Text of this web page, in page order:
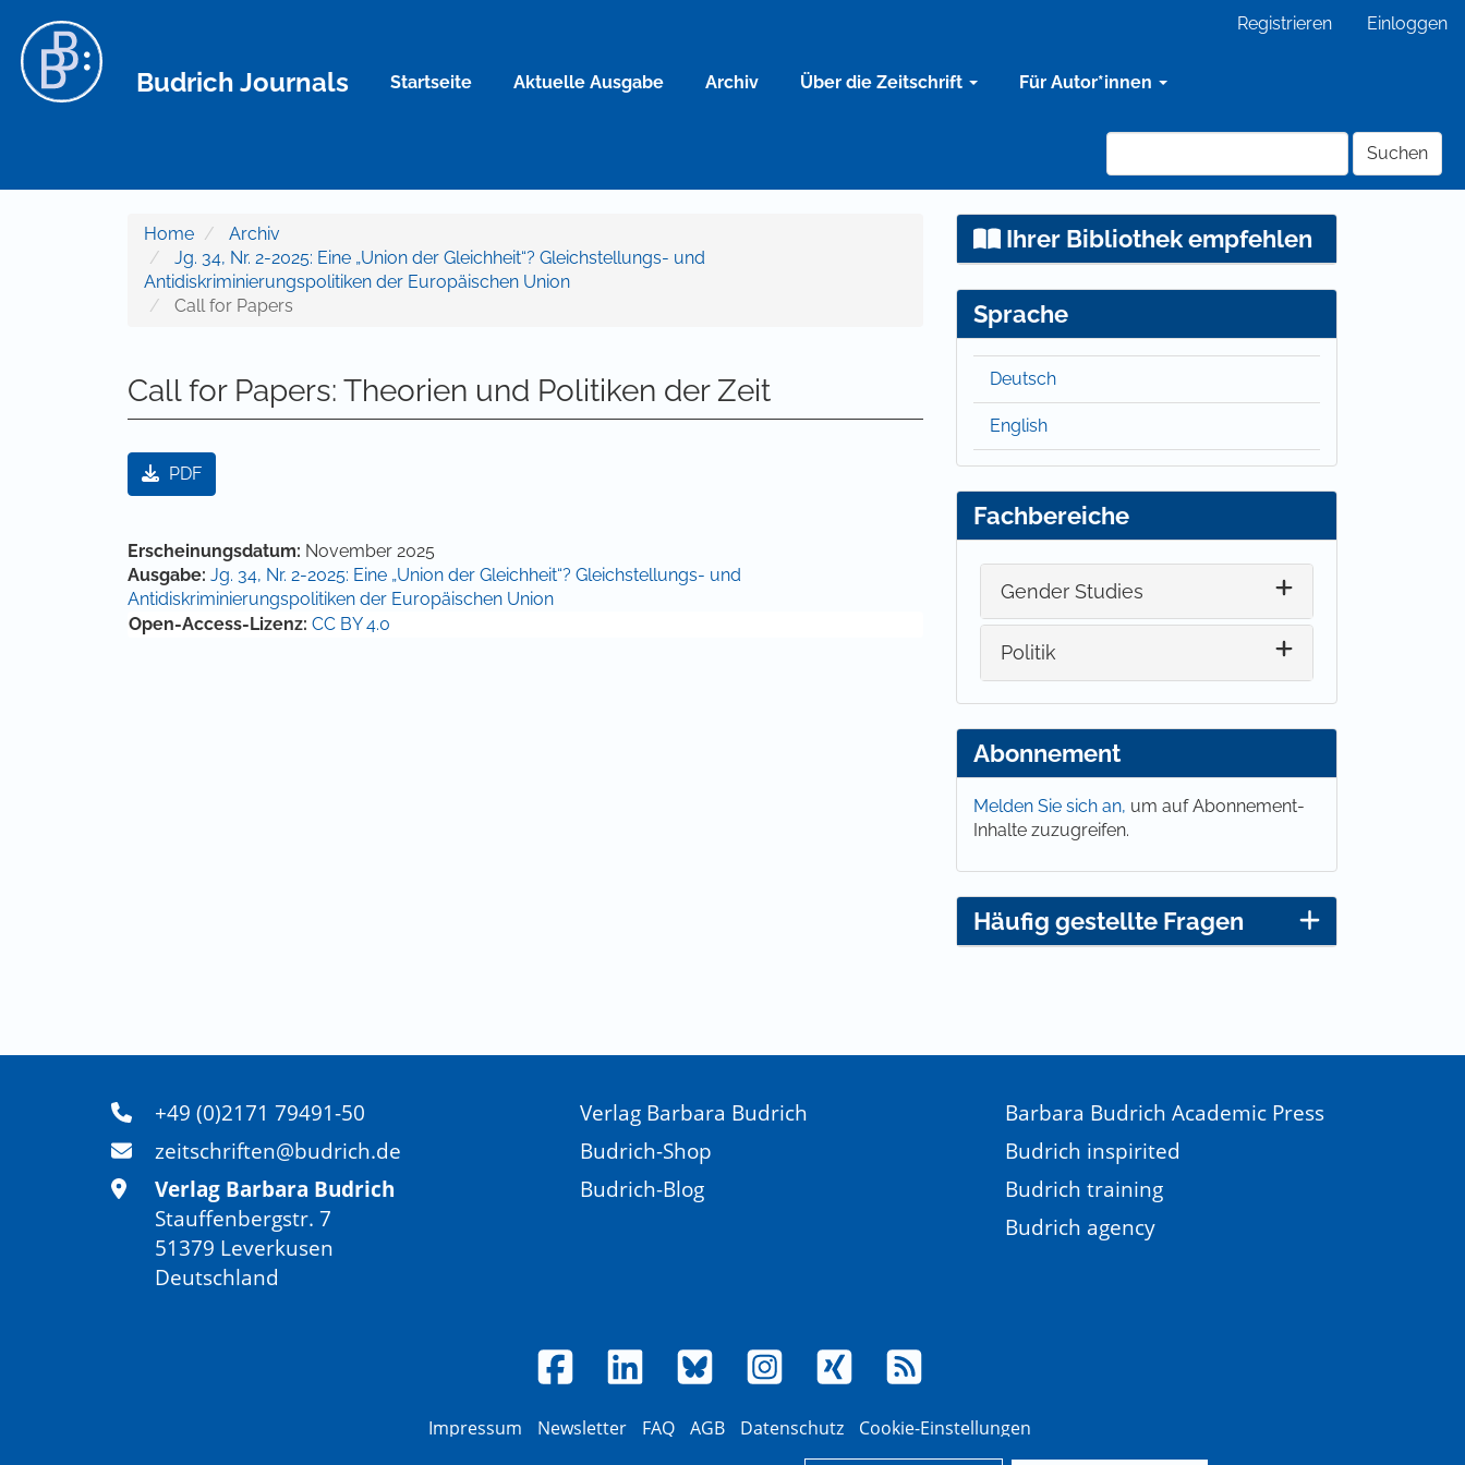
Hauptinhalt
Sidebar
Registrieren Einloggen
Budrich Journals Startseite Aktuelle Ausgabe Archiv Über die Zeitschrift Für Autor*innen
Suchen
Home
Archiv
Jg. 34, Nr. 2-2025: Eine „Union der Gleichheit“? Gleichstellungs- und
Antidiskriminierungspolitiken der Europäischen Union
Call for Papers
Call for Papers: Theorien und Politiken der Zeit
Artikel-Sidebar
PDF
Hauptsächlicher Artikelinhalt
Artikel-Details
Erscheinungsdatum: November 2025
Ausgabe: Jg. 34, Nr. 2-2025: Eine „Union der Gleichheit“? Gleichstellungs- und
Antidiskriminierungspolitiken der Europäischen Union
Open-Access-Lizenz: CC BY 4.0
Ihrer Bibliothek empfehlen
Sprache
Deutsch
English
Fachbereiche
Gender Studies
Politik
Abonnement
Melden Sie sich an, um auf Abonnement-
Inhalte zuzugreifen.
Häufig gestellte Fragen
+49 (0)2171 79491-50
zeitschriften@budrich.de
Verlag Barbara Budrich
Stauffenbergstr. 7
51379 Leverkusen
Deutschland
Verlag Barbara Budrich
Budrich-Shop
Budrich-Blog
Barbara Budrich Academic Press
Budrich inspirited
Budrich training
Budrich agency
Impressum Newsletter FAQ AGB Datenschutz Cookie-Einstellungen